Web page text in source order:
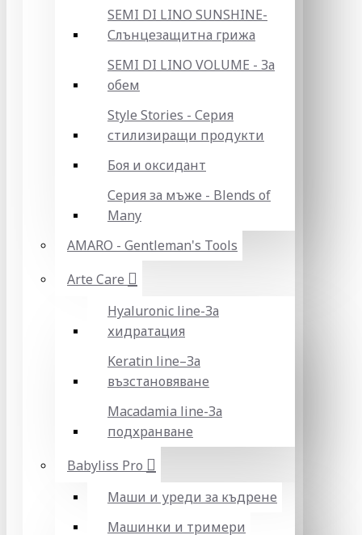
SEMI DI LINO SUNSHINE-
Слънцезащитна грижа
SEMI DI LINO VOLUME - За
обем
Style Stories - Серия
стилизиращи продукти
Боя и оксидант
Серия за мъже - Blends of
Many
AMARO - Gentleman's Tools
Arte Care
Hyaluronic line-За
хидратация
Keratin line–За
възстановяване
Macadamia line-За
подхранване
Babyliss Pro
Маши и уреди за къдрене
Машинки и тримери